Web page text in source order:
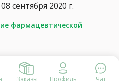
08 сентября 2020 г.
фармацевтической
Заказы Профиль Чат